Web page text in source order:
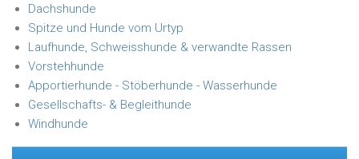
Dachshunde
Spitze und Hunde vom Urtyp
Laufhunde, Schweisshunde & verwandte Rassen
Vorstehhunde
Apportierhunde - Stöberhunde - Wasserhunde
Gesellschafts- & Begleithunde
Windhunde